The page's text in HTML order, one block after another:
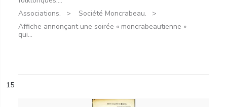
Associations.
Société Moncrabeau.
Affiche annonçant une soirée « moncrabeautienne »
qui...
15